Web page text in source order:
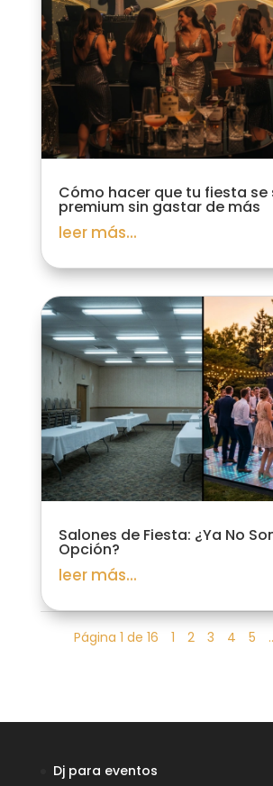
Cómo hacer que tu fiesta se
premium sin gastar de más
leer más...
Salones de Fiesta: ¿Ya No
Opción?
leer más...
Página 1 de 16 1 2 3 4 5
Dj para eventos